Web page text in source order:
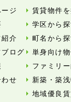
ージ
紹介
ログ
せ
賃貸物件
学区から探
町名から探
単身向け
ファミリ
新築・築
地域優良